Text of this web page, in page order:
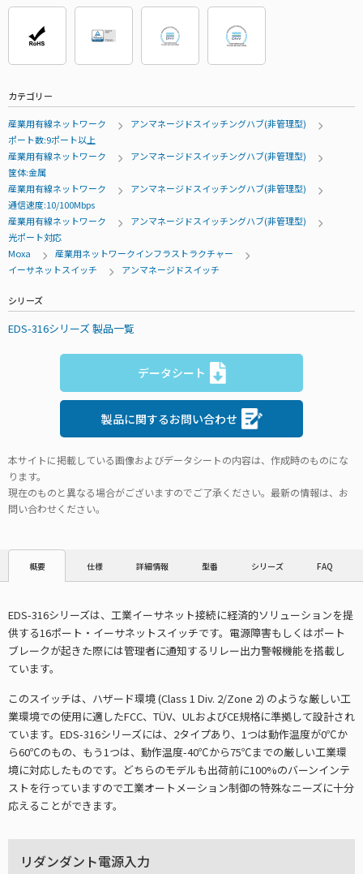
カテゴリー
産業用有線ネットワーク
アンマネージドスイッチングハブ(非管理型)
ポート数:9ポート以上
産業用有線ネットワーク
アンマネージドスイッチングハブ(非管理型)
筐体:金属
産業用有線ネットワーク
アンマネージドスイッチングハブ(非管理型)
通信速度:10/100Mbps
産業用有線ネットワーク
アンマネージドスイッチングハブ(非管理型)
光ポート対応
Moxa
産業用ネットワークインフラストラクチャー
イーサネットスイッチ
アンマネージドスイッチ
シリーズ
EDS-316シリーズ 製品一覧
データシート
製品に関するお問い合わせ
本サイトに掲載している画像およびデータシートの内容は、作成時のものにな
ります。
現在のものと異なる場合がございますのでご了承ください。最新の情報は、お
問い合わせください。
概要 仕様 詳細情報 型番 シリーズ FAQ
EDS-316シリーズは、工業イーサネット接続に経済的ソリューションを提
供する16ポート・イーサネットスイッチです。電源障害もしくはポート
ブレークが起きた際には管理者に通知するリレー出力警報機能を搭載し
ています。
このスイッチは、ハザード環境 (Class 1 Div. 2/Zone 2) のような厳しい工
業環境での使用に適したFCC、TÜV、ULおよびCE規格に準拠して設計され
ています。EDS-316シリーズには、2タイプあり、1つは動作温度が0℃か
ら60℃のもの、もう1つは、動作温度-40℃から75℃までの厳しい工業環
境に対応したものです。どちらのモデルも出荷前に100%のバーンインテ
ストを行っていますので工業オートメーション制御の特殊なニーズに十分
応えることができます。
リダンダント電源入力